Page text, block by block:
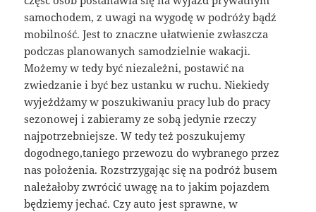
samochodem, z uwagi na wygodę w podróży bądź
mobilność. Jest to znaczne ułatwienie zwłaszcza
podczas planowanych samodzielnie wakacji.
Możemy w tedy być niezależni, postawić na
zwiedzanie i być bez ustanku w ruchu. Niekiedy
wyjeżdżamy w poszukiwaniu pracy lub do pracy
sezonowej i zabieramy ze sobą jedynie rzeczy
najpotrzebniejsze. W tedy też poszukujemy
dogodnego,taniego przewozu do wybranego przez
nas położenia. Rozstrzygając się na podróż busem
należałoby zwrócić uwagę na to jakim pojazdem
będziemy jechać. Czy auto jest sprawne, w